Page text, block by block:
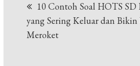
pos
10 Contoh Soal HOTS SD
yang Sering Keluar dan
Meroket